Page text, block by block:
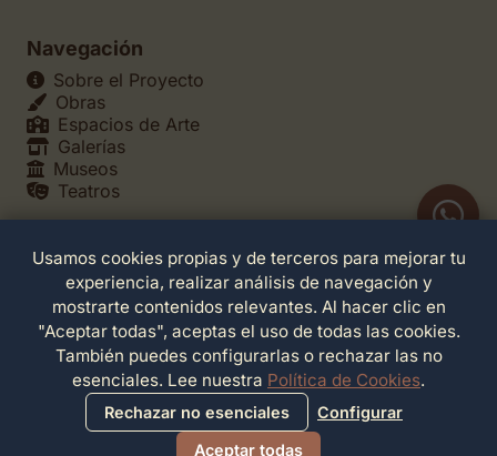
Navegación
Sobre el Proyecto
Obras
Espacios de Arte
Galerías
Museos
Teatros
Legales
Política de Privacidad
Política de Cookies
Configuración de Cookies
Términos de Servicio
Contacto
Usamos cookies propias y de terceros para mejorar tu
experiencia, realizar análisis de navegación y
mostrarte contenidos relevantes. Al hacer clic en
"Aceptar todas", aceptas el uso de todas las cookies.
También puedes configurarlas o rechazar las no
esenciales. Lee nuestra Política de Cookies.
Rechazar no esenciales
Configurar
Aceptar todas